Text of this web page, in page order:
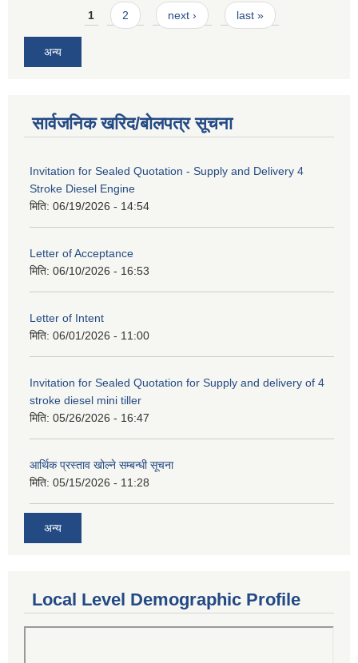
Pages1 2 next › last »
अन्य
सार्वजनिक खरिद/बोलपत्र सूचना
Invitation for Sealed Quotation - Supply and Delivery 4
Stroke Diesel Engine
मिति: 06/19/2026 - 14:54
Letter of Acceptance
मिति: 06/10/2026 - 16:53
Letter of Intent
मिति: 06/01/2026 - 11:00
Invitation for Sealed Quotation for Supply and delivery of 4
stroke diesel mini tiller
मिति: 05/26/2026 - 16:47
आर्थिक प्रस्ताव खोल्ने सम्बन्धी सूचना
मिति: 05/15/2026 - 11:28
अन्य
Local Level Demographic Profile